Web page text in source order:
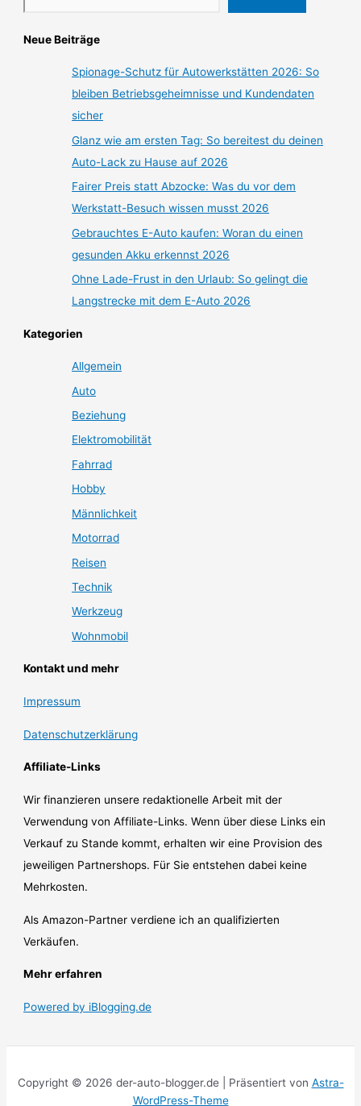
Neue Beiträge
Spionage-Schutz für Autowerkstätten 2026: So
bleiben Betriebsgeheimnisse und Kundendaten
sicher
Glanz wie am ersten Tag: So bereitest du deinen
Auto-Lack zu Hause auf 2026
Fairer Preis statt Abzocke: Was du vor dem
Werkstatt-Besuch wissen musst 2026
Gebrauchtes E-Auto kaufen: Woran du einen
gesunden Akku erkennst 2026
Ohne Lade-Frust in den Urlaub: So gelingt die
Langstrecke mit dem E-Auto 2026
Kategorien
Allgemein
Auto
Beziehung
Elektromobilität
Fahrrad
Hobby
Männlichkeit
Motorrad
Reisen
Technik
Werkzeug
Wohnmobil
Kontakt und mehr
Impressum
Datenschutzerklärung
Affiliate-Links
Wir finanzieren unsere redaktionelle Arbeit mit der
Verwendung von Affiliate-Links. Wenn über diese Links ein
Verkauf zu Stande kommt, erhalten wir eine Provision des
jeweiligen Partnershops. Für Sie entstehen dabei keine
Mehrkosten.
Als Amazon-Partner verdiene ich an qualifizierten
Verkäufen.
Mehr erfahren
Powered by iBlogging.de
Copyright © 2026 der-auto-blogger.de | Präsentiert von Astra-
WordPress-Theme